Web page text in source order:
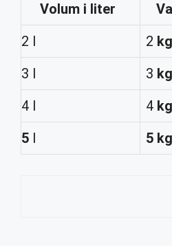
Volum i liter
2 l
2 kg
3 l
3 kg
4 l
4 kg
5 l 5 kg